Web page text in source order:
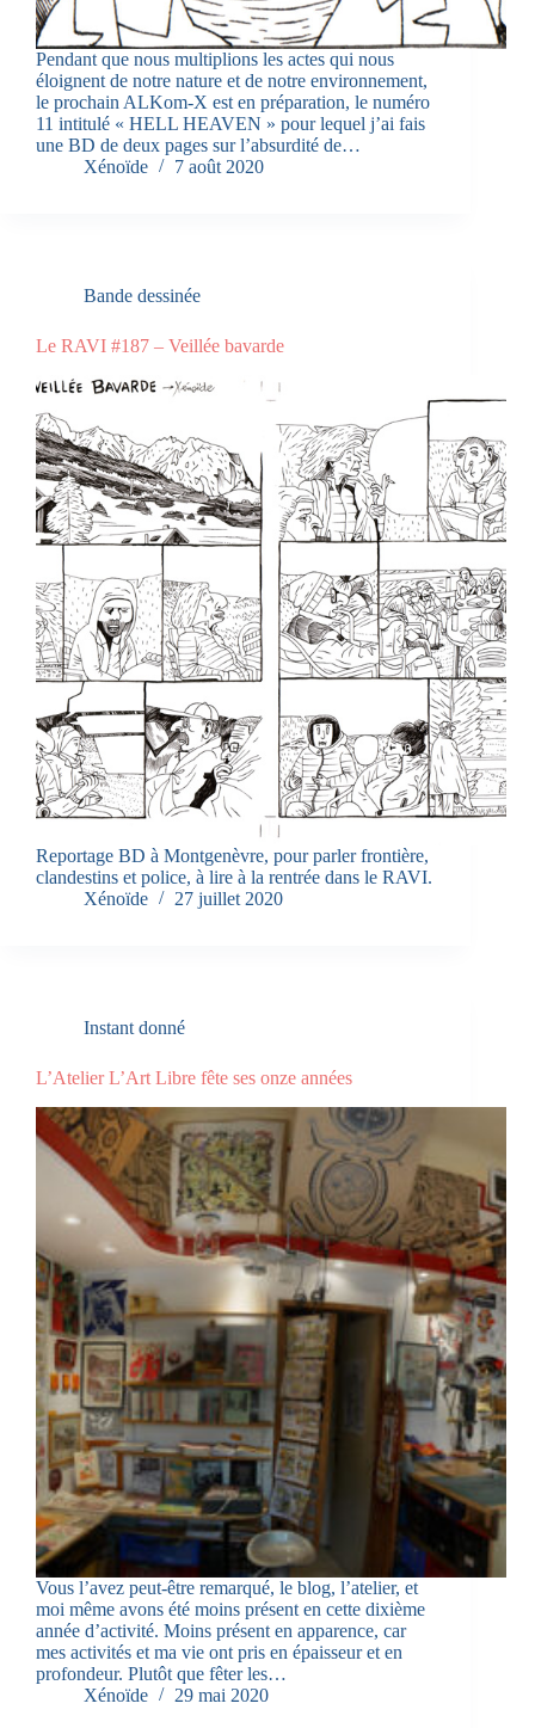
Pendant que nous multiplions les actes qui nous
éloignent de notre nature et de notre environnement,
le prochain ALKom-X est en préparation, le numéro
11 intitulé « HELL HEAVEN » pour lequel j’ai fais
une BD de deux pages sur l’absurdité de…
Xénoïde
7 août 2020
Bande dessinée
Le RAVI #187 – Veillée bavarde
Reportage BD à Montgenèvre, pour parler frontière,
clandestins et police, à lire à la rentrée dans le RAVI.
Xénoïde
27 juillet 2020
Instant donné
L’Atelier L’Art Libre fête ses onze années
Vous l’avez peut-être remarqué, le blog, l’atelier, et
moi même avons été moins présent en cette dixième
année d’activité. Moins présent en apparence, car
mes activités et ma vie ont pris en épaisseur et en
profondeur. Plutôt que fêter les…
Xénoïde
29 mai 2020